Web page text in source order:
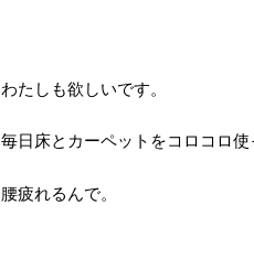
わたしも欲しいです。
毎日床とカーペットをコロコロ
腰疲れるんで。